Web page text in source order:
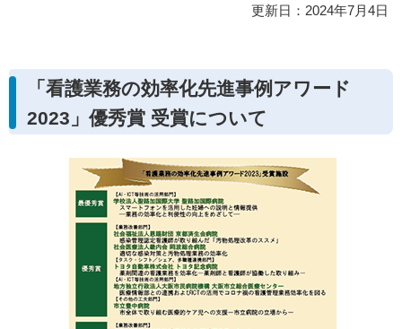
更新日：2024年7月4日
「看護業務の効率化先進事例アワード
2023」優秀賞 受賞について